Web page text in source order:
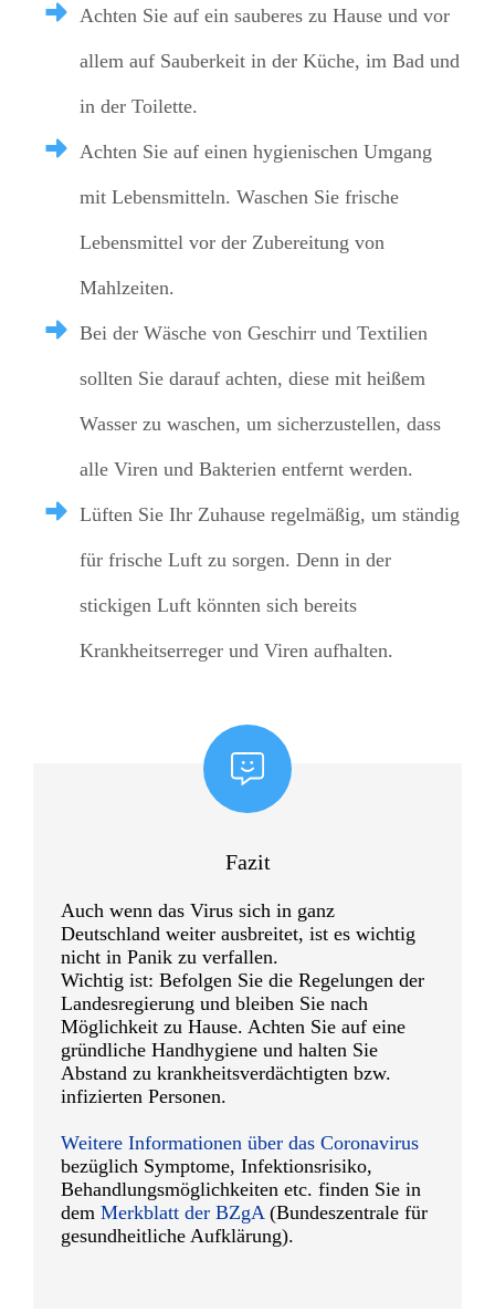
Achten Sie auf ein sauberes zu Hause und vor
allem auf Sauberkeit in der Küche, im Bad und
in der Toilette.
Achten Sie auf einen hygienischen Umgang
mit Lebensmitteln. Waschen Sie frische
Lebensmittel vor der Zubereitung von
Mahlzeiten.
Bei der Wäsche von Geschirr und Textilien
sollten Sie darauf achten, diese mit heißem
Wasser zu waschen, um sicherzustellen, dass
alle Viren und Bakterien entfernt werden.
Lüften Sie Ihr Zuhause regelmäßig, um ständig
für frische Luft zu sorgen. Denn in der
stickigen Luft könnten sich bereits
Krankheitserreger und Viren aufhalten.
Fazit
Auch wenn das Virus sich in ganz
Deutschland weiter ausbreitet, ist es wichtig
nicht in Panik zu verfallen.
Wichtig ist: Befolgen Sie die Regelungen der
Landesregierung und bleiben Sie nach
Möglichkeit zu Hause. Achten Sie auf eine
gründliche Handhygiene und halten Sie
Abstand zu krankheitsverdächtigten bzw.
infizierten Personen.
Weitere Informationen über das Coronavirus
bezüglich Symptome, Infektionsrisiko,
Behandlungsmöglichkeiten etc. finden Sie in
dem Merkblatt der BZgA(Bundeszentrale für
gesundheitliche Aufklärung).